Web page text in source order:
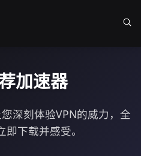
加速器
深刻体验VPN的威力，全
下载并感受。